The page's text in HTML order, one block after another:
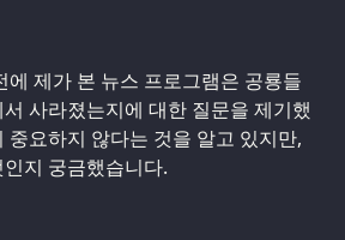
에 제가 본 뉴스 프로그램은 공룡들
사라졌는지에 대한 질문을 제기했
중요하지 않다는 것을 알고 있지만,
지 궁금했습니다.